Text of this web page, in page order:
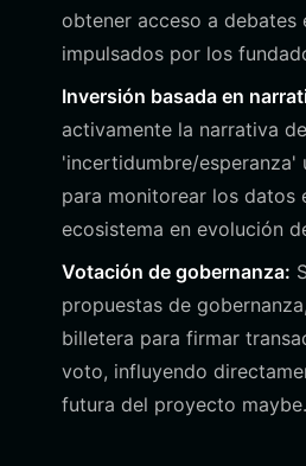
obtener acceso a debates
impulsados por los
Inversión basada en
activamente la narrativa de
'incertidumbre/esperanza'
para monitorear los datos
ecosistema en evolución
Votación de gobernanza:
propuestas de
billetera para firmar
voto, influyendo
futura del proyecto maybe.